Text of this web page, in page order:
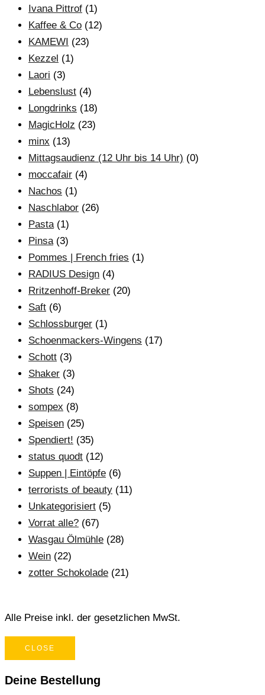
Ivana Pittrof (1)
Kaffee & Co (12)
KAMEWI (23)
Kezzel (1)
Laori (3)
Lebenslust (4)
Longdrinks (18)
MagicHolz (23)
minx (13)
Mittagsaudienz (12 Uhr bis 14 Uhr) (0)
moccafair (4)
Nachos (1)
Naschlabor (26)
Pasta (1)
Pinsa (3)
Pommes | French fries (1)
RADIUS Design (4)
Rritzenhoff-Breker (20)
Saft (6)
Schlossburger (1)
Schoenmackers-Wingens (17)
Schott (3)
Shaker (3)
Shots (24)
sompex (8)
Speisen (25)
Spendiert! (35)
status quodt (12)
Suppen | Eintöpfe (6)
terrorists of beauty (11)
Unkategorisiert (5)
Vorrat alle? (67)
Wasgau Ölmühle (28)
Wein (22)
zotter Schokolade (21)
Alle Preise inkl. der gesetzlichen MwSt.
CLOSE
Deine Bestellung